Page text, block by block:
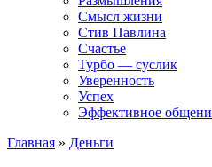
Смысл жизни
Стив Павлина
Счастье
Турбо — суслик
Уверенность
Успех
Эффективное
Главная » Деньги